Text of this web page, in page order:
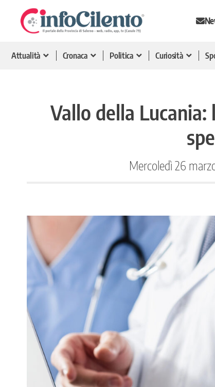
Attualità Cronaca Politica Curiosità
Vallo della
Mercoledì 26